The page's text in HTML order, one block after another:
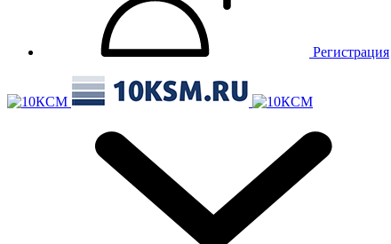
Регистрация